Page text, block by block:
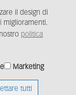
il design di
miglioramenti.
politica
Marketing
tutti